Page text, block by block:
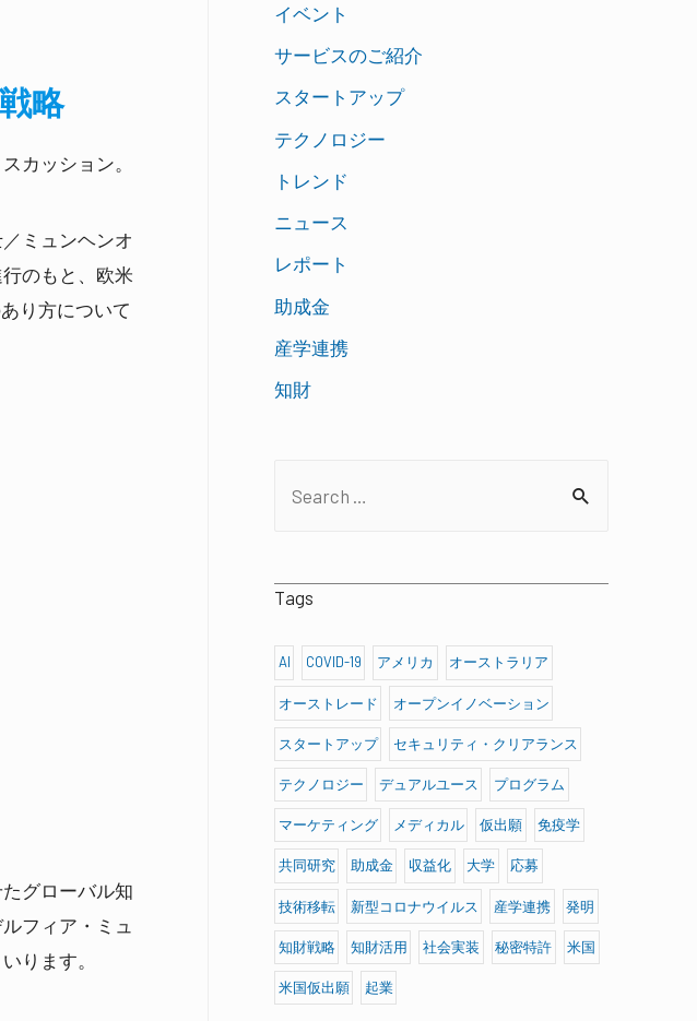
略
カッション。
ミュンヘンオ
のもと、欧米
り方について
グローバル知
フィア・ミュ
ります。
イベント
サービスのご紹介
スタートアップ
テクノロジー
トレンド
ニュース
レポート
助成金
産学連携
知財
r
h
f
o
r
:
Tags
AI COVID-19 アメリカ オーストラリア
オーストレード オープンイノベーション
スタートアップ セキュリティ・クリアランス
テクノロジー デュアルユース プログラム
マーケティング メディカル 仮出願 免疫学
共同研究 助成金 収益化 大学 応募
技術移転 新型コロナウイルス 産学連携 発明
知財戦略 知財活用 社会実装 秘密特許 米国
米国仮出願 起業